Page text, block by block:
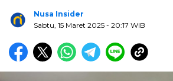
Nusa Insider
Sabtu, 15 Maret 2025 - 20:17 WIB